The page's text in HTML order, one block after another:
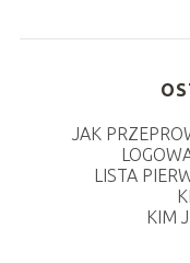
JAK
LISTA
KIM